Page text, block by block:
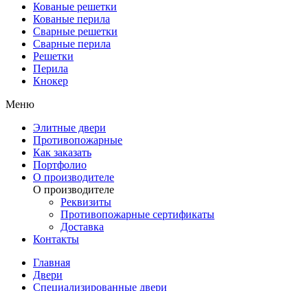
Кованые решетки
Кованые перила
Сварные решетки
Сварные перила
Решетки
Перила
Кнокер
Меню
Элитные двери
Противопожарные
Как заказать
Портфолио
О производителе
О производителе
Реквизиты
Противопожарные сертификаты
Доставка
Контакты
Главная
Двери
Специализированные двери